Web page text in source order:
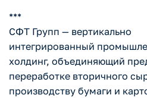
***
СФТ Групп — вертикально
интегрированный
холдинг, объединяющий
переработке вторичного
производству бумаги и